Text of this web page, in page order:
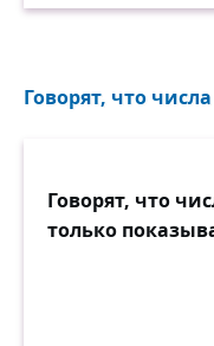
Говорят, что
Говорят, что
только